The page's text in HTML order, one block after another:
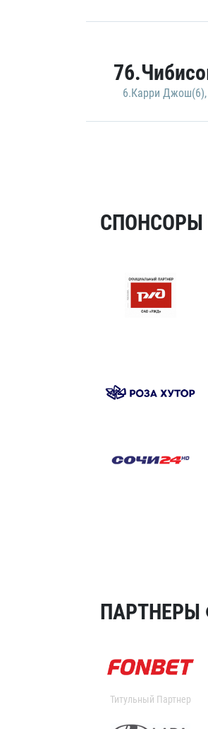
6.Карри Джош(6),
СПОНСОРЫ
ПАРТНЕРЫ
Титульный Партнер